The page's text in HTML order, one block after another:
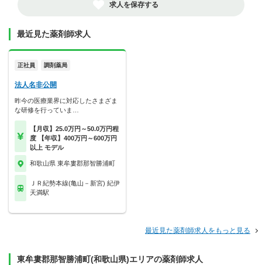
求人を保存する
最近見た薬剤師求人
正社員 調剤薬局
法人名非公開
昨今の医療業界に対応したさまざま
な研修を行っていま…
【月収】25.0万円～50.0万円程
度 【年収】400万円～600万円
以上 モデル
和歌山県 東牟婁郡那智勝浦町
ＪＲ紀勢本線(亀山－新宮) 紀伊
天満駅
最近見た薬剤師求人をもっと見る
東牟婁郡那智勝浦町(和歌山県)エリアの薬剤師求人